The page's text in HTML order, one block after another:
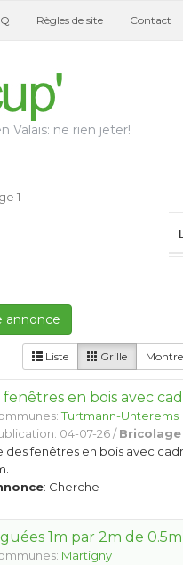
Règles de site Contact
Valais: ne rien jeter!
1
annonce
Liste Grille
en bois avec
Turtmann-Unterems
04-07-26 /Bricolage
des fenêtres en bois avec
: Cherche
1m par 2m de
Martigny